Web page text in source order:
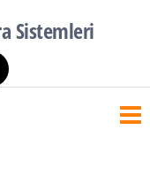
Sistemleri